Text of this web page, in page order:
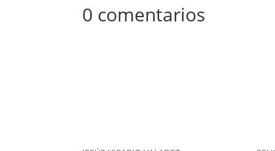
0 comentarios